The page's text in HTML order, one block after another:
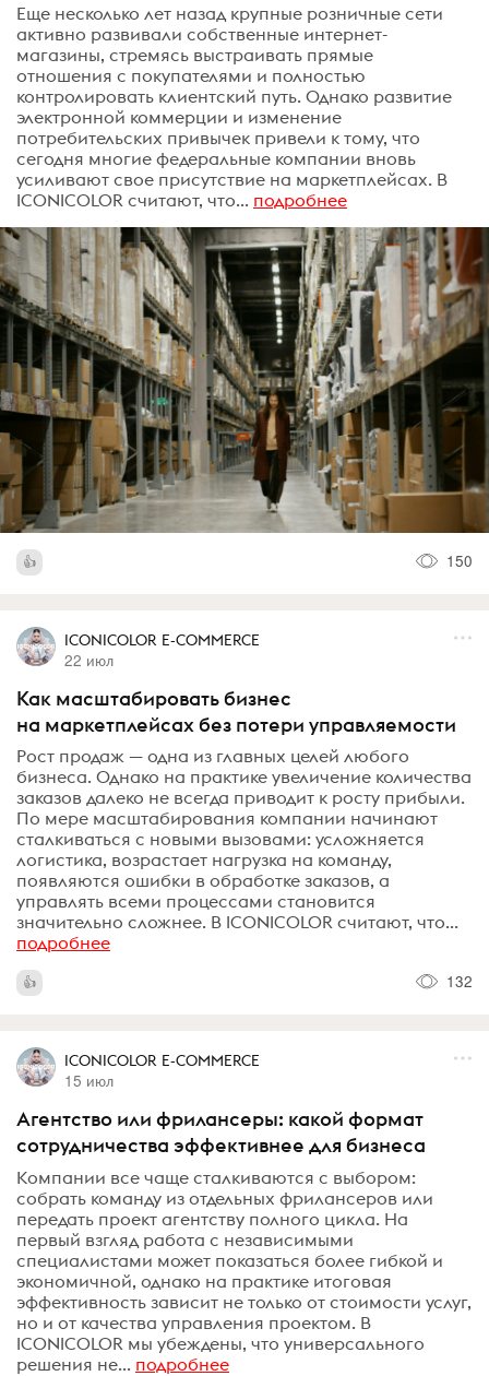
Еще несколько лет назад крупные розничные сети
активно развивали собственные интернет-
магазины, стремясь выстраивать прямые
отношения с покупателями и полностью
контролировать клиентский путь. Однако развитие
электронной коммерции и изменение
потребительских привычек привели к тому, что
сегодня многие федеральные компании вновь
усиливают свое присутствие на маркетплейсах. В
ICONICOLOR считают, что... подробнее
150
ICONICOLOR E-COMMERCE
22 июл
Как масштабировать бизнес
на маркетплейсах без потери управляемости
Рост продаж — одна из главных целей любого
бизнеса. Однако на практике увеличение количества
заказов далеко не всегда приводит к росту прибыли.
По мере масштабирования компании начинают
сталкиваться с новыми вызовами: усложняется
логистика, возрастает нагрузка на команду,
появляются ошибки в обработке заказов, а
управлять всеми процессами становится
значительно сложнее. В ICONICOLOR считают, что...
подробнее
132
ICONICOLOR E-COMMERCE
15 июл
Агентство или фрилансеры: какой формат
сотрудничества эффективнее для бизнеса
Компании все чаще сталкиваются с выбором:
собрать команду из отдельных фрилансеров или
передать проект агентству полного цикла. На
первый взгляд работа с независимыми
специалистами может показаться более гибкой и
экономичной, однако на практике итоговая
эффективность зависит не только от стоимости услуг,
но и от качества управления проектом. В
ICONICOLOR мы убеждены, что универсального
решения не... подробнее